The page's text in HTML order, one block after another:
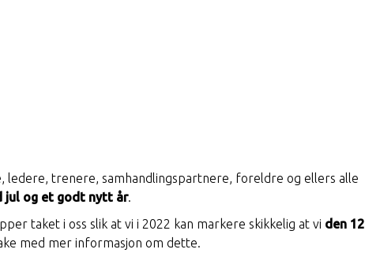
ledere, trenere, samhandlingspartnere, foreldre og ellers alle
jul og et godt nytt år.
taket i oss slik at vi i 2022 kan markere skikkelig at vi den 12
med mer informasjon om dette.